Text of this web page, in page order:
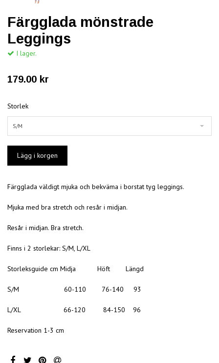
Färgglada mönstrade
Leggings
I lager.
179.00 kr
Storlek
S/M
Färgglada väldigt mjuka och bekväma i borstat tyg leggings.
Mjuka med bra stretch och resår i midjan.
Resår i midjan. Bra stretch.
Finns i 2 storlekar: S/M, L/XL
Storleksguide cm Midja Höft Längd
S/M 60-110 76-140 93
L/XL 66-120 84-150 96
Reservation 1-3 cm